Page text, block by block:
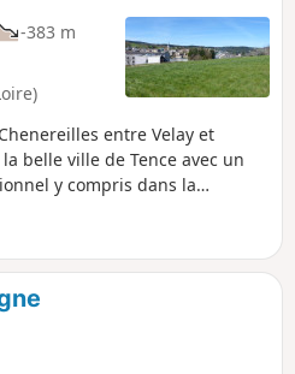
-383 m
entre Velay et
belle ville de Tence avec un
y compris dans la